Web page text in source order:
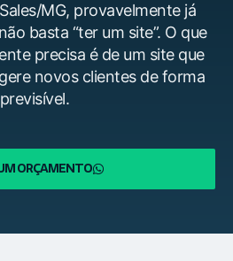
MG, provavelmente já
basta “ter um site”. O que
precisa é de um site que
novos clientes de forma
previsível.
ORÇAMENTO